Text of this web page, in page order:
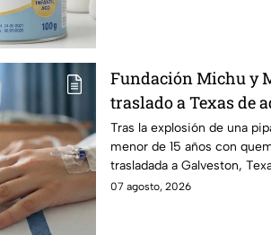
Fundación Michu y
traslado a Texas de
en explosión de una
Morelos
Tras la explosión de una
menor de 15 años con
trasladada a Galveston,
urgente.
07 agosto, 2026